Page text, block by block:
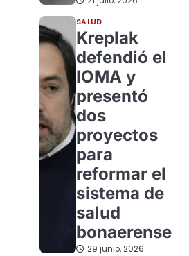
SALUD
Kreplak
defendió el
IOMA y
presentó
dos
proyectos
para
reformar el
sistema de
salud
bonaerense
29 junio, 2026